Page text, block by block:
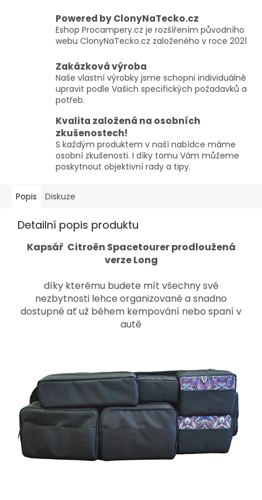
Powered by ClonyNaTecko.cz
Eshop Procampery.cz je rozšířením původního
webu ClonyNaTecko.cz založeného v roce 2021
Zakázková výroba
Naše vlastní výrobky jsme schopni individuálně
upravit podle Vašich specifických požadavků a
potřeb.
Kvalita založená na osobních
zkušenostech!
S každým produktem v naší nabídce máme
osobní zkušenosti. I díky tomu Vám můžeme
poskytnout objektivní rady a tipy.
Popis Diskuze
Detailní popis produktu
Kapsář Citroën Spacetourer prodloužená
verze Long
díky kterému budete mít všechny své
nezbytnosti lehce organizované a snadno
dostupné ať už během kempování nebo spaní v
autě